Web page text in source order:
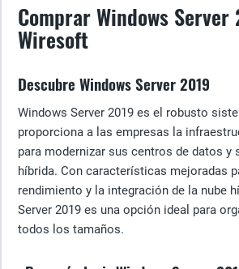
Comprar Windows Server
Wiresoft
Descubre Windows Server 2019
Windows Server 2019 es el robusto
proporciona a las empresas la
para modernizar sus centros de datos y
híbrida. Con características mejoradas
rendimiento y la integración de la nube
Server 2019 es una opción ideal para
todos los tamaños.